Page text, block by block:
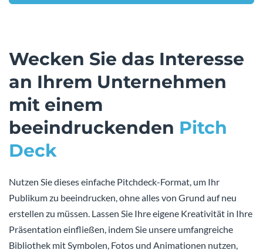
Wecken Sie das Interesse
an Ihrem Unternehmen
mit einem
beeindruckenden Pitch
Deck
Nutzen Sie dieses einfache Pitchdeck-Format, um Ihr
Publikum zu beeindrucken, ohne alles von Grund auf neu
erstellen zu müssen. Lassen Sie Ihre eigene Kreativität in Ihre
Präsentation einfließen, indem Sie unsere umfangreiche
Bibliothek mit Symbolen, Fotos und Animationen nutzen,